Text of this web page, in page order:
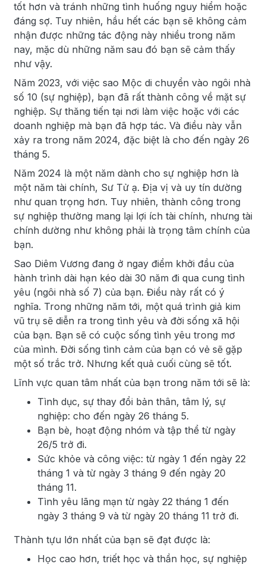
tốt hơn và tránh những tình huống nguy hiểm hoặc
đáng sợ. Tuy nhiên, hầu hết các bạn sẽ không cảm
nhận được những tác động này nhiều trong năm
nay, mặc dù những năm sau đó bạn sẽ cảm thấy
như vậy.
Năm 2023, với việc sao Mộc di chuyển vào ngôi nhà
số 10 (sự nghiệp), bạn đã rất thành công về mặt sự
nghiệp. Sự thăng tiến tại nơi làm việc hoặc với các
doanh nghiệp mà bạn đã hợp tác. Và điều này vẫn
xảy ra trong năm 2024, đặc biệt là cho đến ngày 26
tháng 5.
Năm 2024 là một năm dành cho sự nghiệp hơn là
một năm tài chính, Sư Tử ạ. Địa vị và uy tín dường
như quan trọng hơn. Tuy nhiên, thành công trong
sự nghiệp thường mang lại lợi ích tài chính, nhưng tài
chính dường như không phải là trọng tâm chính của
bạn.
Sao Diêm Vương đang ở ngay điểm khởi đầu của
hành trình dài hạn kéo dài 30 năm đi qua cung tình
yêu (ngôi nhà số 7) của bạn. Điều này rất có ý
nghĩa. Trong những năm tới, một quá trình giả kim
vũ trụ sẽ diễn ra trong tình yêu và đời sống xã hội
của bạn. Bạn sẽ có cuộc sống tình yêu trong mơ
của mình. Đời sống tình cảm của bạn có vẻ sẽ gặp
một số trắc trở. Nhưng kết quả cuối cùng sẽ tốt.
Lĩnh vực quan tâm nhất của bạn trong năm tới sẽ là:
Tình dục, sự thay đổi bản thân, tâm lý, sự
nghiệp: cho đến ngày 26 tháng 5.
Bạn bè, hoạt động nhóm và tập thể từ ngày
26/5 trở đi.
Sức khỏe và công việc: từ ngày 1 đến ngày 22
tháng 1 và từ ngày 3 tháng 9 đến ngày 20
tháng 11.
Tình yêu lãng mạn từ ngày 22 tháng 1 đến
ngày 3 tháng 9 và từ ngày 20 tháng 11 trở đi.
Thành tựu lớn nhất của bạn sẽ đạt được là:
Học cao hơn, triết học và thần học, sự nghiệp